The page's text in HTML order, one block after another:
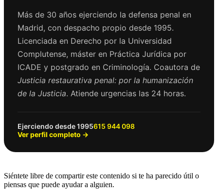
Más de 30 años ejerciendo la defensa penal en
Madrid, con despacho propio desde 1995.
Licenciada en Derecho por la Universidad
Complutense, máster en Práctica Jurídica por
ICADE y postgrado en Criminología. Coautora de
Justicia restaurativa penal: por la humanización
de la Justicia. Atiende urgencias las 24 horas.
Ejerciendo desde 1995615 944 098
Ver perfil completo →
Siéntete libre de compartir este contenido si te ha parecido útil o
piensas que puede ayudar a alguien.